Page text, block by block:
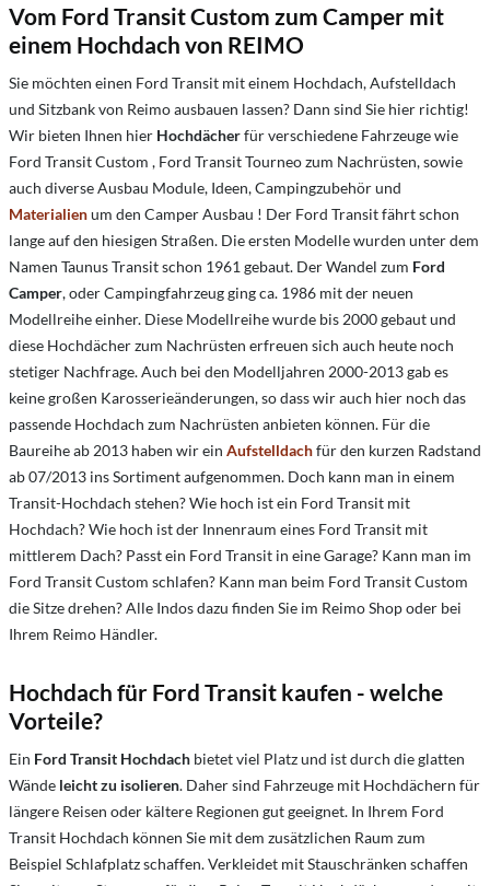
Vom Ford Transit Custom zum Camper mit
einem Hochdach von REIMO
Sie möchten einen Ford Transit mit einem Hochdach, Aufstelldach
und Sitzbank von Reimo ausbauen lassen? Dann sind Sie hier richtig!
Wir bieten Ihnen hier Hochdächerfür verschiedene Fahrzeuge wie
Ford Transit Custom , Ford Transit Tourneo zum Nachrüsten, sowie
auch diverse Ausbau Module, Ideen, Campingzubehör und
Materialienum den Camper Ausbau ! Der Ford Transit fährt schon
lange auf den hiesigen Straßen. Die ersten Modelle wurden unter dem
Namen Taunus Transit schon 1961 gebaut. Der Wandel zum Ford
Camper, oder Campingfahrzeug ging ca. 1986 mit der neuen
Modellreihe einher. Diese Modellreihe wurde bis 2000 gebaut und
diese Hochdächer zum Nachrüsten erfreuen sich auch heute noch
stetiger Nachfrage. Auch bei den Modelljahren 2000-2013 gab es
keine großen Karosserieänderungen, so dass wir auch hier noch das
passende Hochdach zum Nachrüsten anbieten können. Für die
Baureihe ab 2013 haben wir ein Aufstelldachfür den kurzen Radstand
ab 07/2013 ins Sortiment aufgenommen. Doch kann man in einem
Transit-Hochdach stehen?Wie hoch ist ein Ford Transit mit
Hochdach?Wie hoch ist der Innenraum eines Ford Transit mit
mittlerem Dach? Passt ein Ford Transit in eine Garage? Kann man im
Ford Transit Custom schlafen? Kann man beim Ford Transit Custom
die Sitze drehen?Alle Indos dazu finden Sie im Reimo Shop oder bei
Ihrem Reimo Händler.
Hochdach für Ford Transit kaufen - welche
Vorteile?
Ein Ford Transit Hochdach bietet viel Platz und ist durch die glatten
Wände leicht zu isolieren. Daher sind Fahrzeuge mit Hochdächern für
längere Reisen oder kältere Regionen gut geeignet. In Ihrem Ford
Transit Hochdach können Sie mit dem zusätzlichen Raum zum
Beispiel Schlafplatz schaffen. Verkleidet mit Stauschränken schaffen